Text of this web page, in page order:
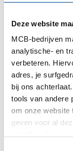
Deze website
MCB-bedrijven
analytische- en
verbeteren.
adres, je
bij ons
tools van andere
om onze
geven voor al
T8 rond
2860-0130
Selecteer uw maat